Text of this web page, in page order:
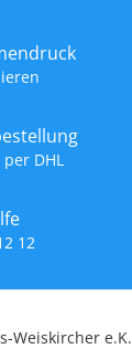
DHL
12
Weiskircher e.K.